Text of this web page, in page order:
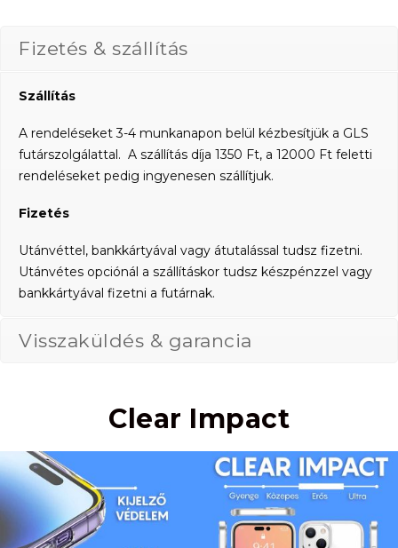
Fizetés & szállítás
Szállítás
A rendeléseket 3-4 munkanapon belül kézbesítjük a GLS
futárszolgálattal. A szállítás díja 1350 Ft, a 12000 Ft feletti
rendeléseket pedig ingyenesen szállítjuk.
Fizetés
Utánvéttel, bankkártyával vagy átutalással tudsz fizetni.
Utánvétes opciónál a szállításkor tudsz készpénzzel vagy
bankkártyával fizetni a futárnak.
Visszaküldés & garancia
Clear Impact